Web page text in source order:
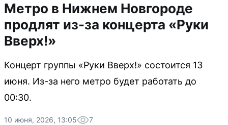
Метро в Нижнем Новгороде
продлят из-за концерта «Руки
Вверх!»
Концерт группы «Руки Вверх!» состоится 13
июня. Из-за него метро будет работать до
00:30.
10 июня, 2026, 13:05 7